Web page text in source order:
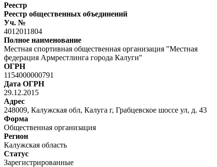
Реестр
Реестр общественных объединений
Уч. №
4012011804
Полное наименование
Местная спортивная общественная организация "Местная
федерация Армрестлинга города Калуги"
ОГРН
1154000000791
Дата ОГРН
29.12.2015
Адрес
248009, Калужская обл, Калуга г, Грабцевское шоссе ул, д. 43
Форма
Общественная организация
Регион
Калужская область
Статус
Зарегистрированные